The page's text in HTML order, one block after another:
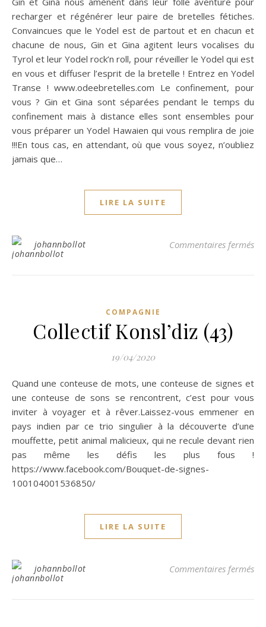
recharger et régénérer leur paire de bretelles fétiches.
Convaincues que le Yodel est de partout et en chacun et
chacune de nous, Gin et Gina agitent leurs vocalises du
Tyrol et leur Yodel rock’n roll, pour réveiller le Yodel qui est
en vous et diffuser l’esprit de la bretelle ! Entrez en Yodel
Transe ! www.odeebretelles.com Le confinement, pour
vous ? Gin et Gina sont séparées pendant le temps du
confinement mais à distance elles sont ensembles pour
vous préparer un Yodel Hawaien qui vous remplira de joie
!!!En tous cas, en attendant, où que vous soyez, n’oubliez
jamais que…
LIRE LA SUITE
johannbollot Commentaires fermés
COMPAGNIE
Collectif Konsl’diz (43)
19/04/2020
Quand une conteuse de mots, une conteuse de signes et
une conteuse de sons se rencontrent, c’est pour vous
inviter à voyager et à rêver.Laissez-vous emmener en
pays indien par ce trio singulier à la découverte d’une
mouffette, petit animal malicieux, qui ne recule devant rien
pas même les défis les plus fous !
https://www.facebook.com/Bouquet-de-signes-
100104001536850/
LIRE LA SUITE
johannbollot Commentaires fermés